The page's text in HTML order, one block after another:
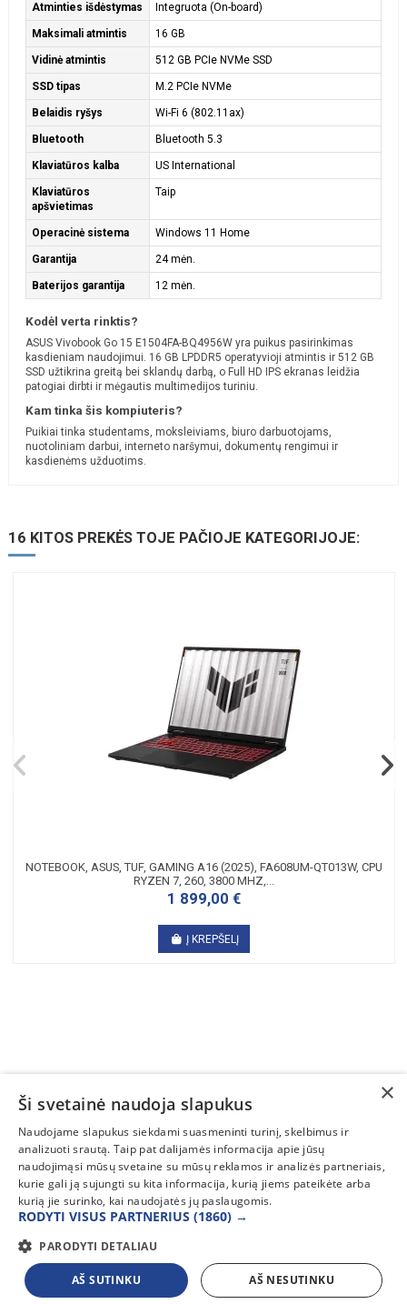
Atminties išdėstymas Integruota (On-board)
Maksimali atmintis 16 GB
Vidinė atmintis 512 GB PCIe NVMe SSD
SSD tipas M.2 PCIe NVMe
Belaidis ryšys Wi-Fi 6 (802.11ax)
Bluetooth Bluetooth 5.3
Klaviatūros kalba US International
Klaviatūros
apšvietimas
Taip
Operacinė sistema Windows 11 Home
Garantija 24 mėn.
Baterijos garantija 12 mėn.
Kodėl verta rinktis?
ASUS Vivobook Go 15 E1504FA-BQ4956W yra puikus pasirinkimas
kasdieniam naudojimui. 16 GB LPDDR5 operatyvioji atmintis ir 512 GB
SSD užtikrina greitą bei sklandų darbą, o Full HD IPS ekranas leidžia
patogiai dirbti ir mėgautis multimedijos turiniu.
Kam tinka šis kompiuteris?
Puikiai tinka studentams, moksleiviams, biuro darbuotojams,
nuotoliniam darbui, interneto naršymui, dokumentų rengimui ir
kasdienėms užduotims.
16 KITOS PREKĖS TOJE PAČIOJE KATEGORIJOJE:
NOTEBOOK, ASUS, TUF, GAMING A16 (2025), FA608UM-QT013W, CPU
RYZEN 7, 260, 3800 MHZ,...
1 899,00 €
Į KREPŠELĮ
INFORMACIJA
PAGALBA
×
Ši svetainė naudoja slapukus
Naudojame slapukus siekdami suasmeninti turinį, skelbimus ir
analizuoti srautą. Taip pat dalijamės informacija apie jūsų
naudojimąsi mūsų svetaine su mūsų reklamos ir analizės partneriais,
kurie gali ją sujungti su kita informacija, kurią jiems pateikėte arba
kurią jie surinko, kai naudojatės jų paslaugomis.
RODYTI VISUS PARTNERIUS (1860) →
PARODYTI DETALIAU
AŠ SUTINKU AŠ NESUTINKU